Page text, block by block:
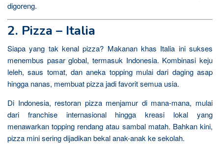
digoreng.
2. Pizza – Italia
Siapa yang tak kenal pizza? Makanan khas Italia ini sukses
menembus pasar global, termasuk Indonesia. Kombinasi keju
leleh, saus tomat, dan aneka topping mulai dari daging asap
hingga nanas, membuat pizza jadi favorit semua usia.
Di Indonesia, restoran pizza menjamur di mana-mana, mulai
dari franchise internasional hingga kreasi lokal yang
menawarkan topping rendang atau sambal matah. Bahkan kini,
pizza mini sering dijadikan bekal anak-anak ke sekolah.